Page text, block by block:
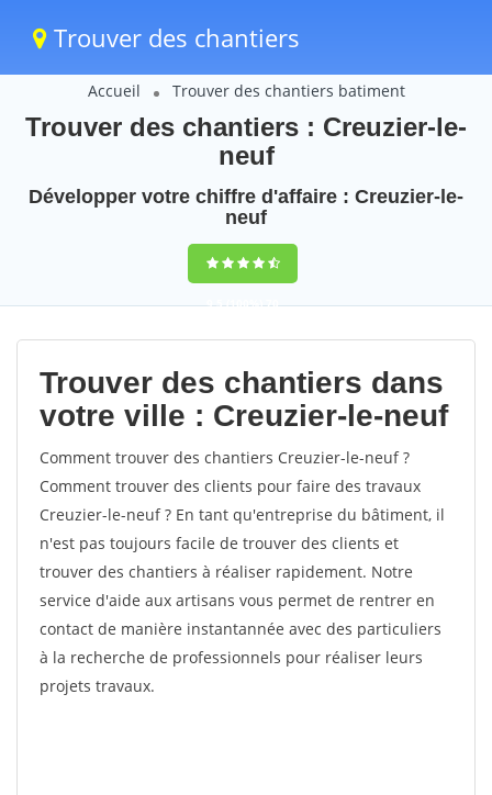
Trouver des chantiers
Accueil Trouver des chantiers batiment
Trouver des chantiers : Creuzier-le-
neuf
Développer votre chiffre d'affaire : Creuzier-le-
neuf
9,5(100%)70
votes
Trouver des chantiers dans
votre ville : Creuzier-le-neuf
Comment trouver des chantiers Creuzier-le-neuf ?
Comment trouver des clients pour faire des travaux
Creuzier-le-neuf ? En tant qu'entreprise du bâtiment, il
n'est pas toujours facile de trouver des clients et
trouver des chantiers à réaliser rapidement. Notre
service d'aide aux artisans vous permet de rentrer en
contact de manière instantannée avec des particuliers
à la recherche de professionnels pour réaliser leurs
projets travaux.